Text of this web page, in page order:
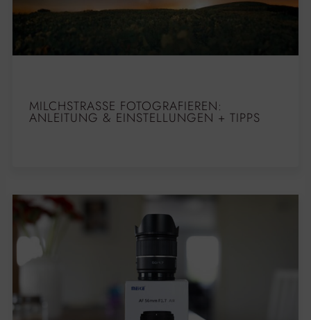
MILCHSTRASSE FOTOGRAFIEREN: A
NLEITUNG & EINSTELLUNGEN + TIPPS